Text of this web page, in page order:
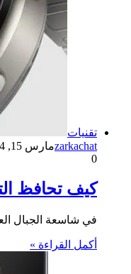
تقنيات
zarkachatمارس 15, 2024
0
كيف تحافظ
في شاسعة الجبال
أكمل القراءة »